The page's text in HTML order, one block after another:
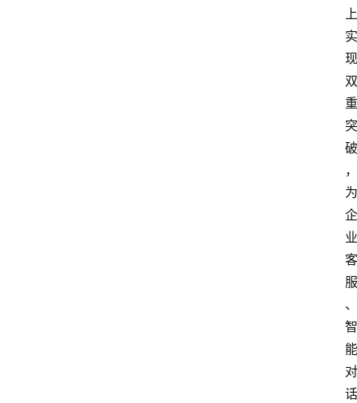
上
实
现
双
重
突
破
，
为
企
业
客
服
、
智
能
对
话